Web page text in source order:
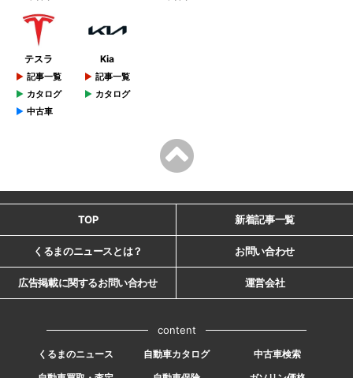
テスラ
記事一覧
カタログ
中古車
Kia
記事一覧
カタログ
TOP 新着記事一覧
くるまのニュースとは？ お問い合わせ
広告掲載に関するお問い合わせ 運営会社
content
くるまのニュース 自動車カタログ
中古車検索